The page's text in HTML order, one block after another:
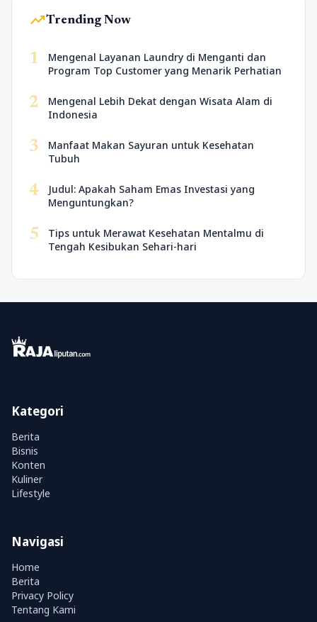
trending_upTrending Now
1
Mengenal Layanan Laundry di Menganti dan
Program Top Customer yang Menarik Perhatian
2
Mengenal Lebih Dekat dengan Wisata Alam di
Indonesia
3
Manfaat Makan Sayuran untuk Kesehatan
Tubuh
4
Judul: Apakah Saham Emas Investasi yang
Menguntungkan?
5
Tips untuk Merawat Kesehatan Mentalmu di
Tengah Kesibukan Sehari-hari
Kategori
Berita
Bisnis
Konten
Kuliner
Lifestyle
Navigasi
Home
Berita
Privacy Policy
Tentang Kami